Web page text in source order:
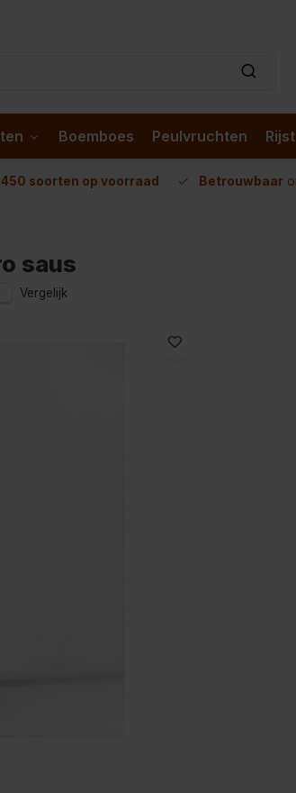
Boemboes Peulvruchten Rijst
450 soorten op voorraad Betrouwbaar
saus
Vergelijk